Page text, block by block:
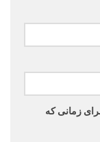
زمانی که